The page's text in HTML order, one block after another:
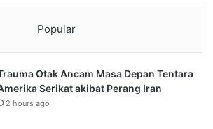
Popular
Otak Ancam Masa Depan Tentara
Serikat akibat Perang Iran
2 hours ago